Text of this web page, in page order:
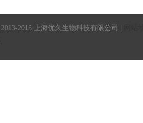
2013-2015 上海优久生物科技有限公司 |